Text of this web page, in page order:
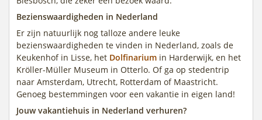
Bezienswaardigheden in Nederland
Er zijn natuurlijk nog talloze andere leuke
bezienswaardigheden te vinden in Nederland, zoals de
Keukenhof in Lisse, het Dolfinarium in Harderwijk, en het
Kröller-Müller Museum in Otterlo. Of ga op stedentrip
naar Amsterdam, Utrecht, Rotterdam of Maastricht.
Genoeg bestemmingen voor een vakantie in eigen land!
Jouw vakantiehuis in Nederland verhuren?